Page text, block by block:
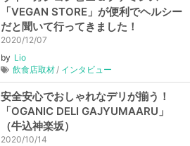
「VEGAN STORE」が便利でヘルシー
だと聞いて行ってきました！
2020/12/07
by Lio
飲食店取材
インタビュー
安全安心でおしゃれなデリが揃う！
「OGANIC DELI GAJYUMAARU」
（牛込神楽坂）
2020/10/14